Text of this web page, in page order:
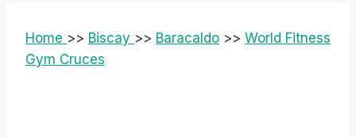
Home >> Biscay >> Baracaldo >> World Fitness
Gym Cruces